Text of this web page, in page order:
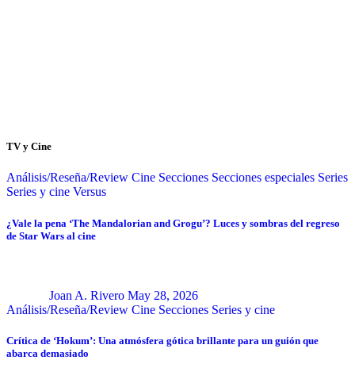
TV y Cine
Análisis/Reseña/Review Cine Secciones Secciones especiales Series
Series y cine Versus
¿Vale la pena ‘The Mandalorian and Grogu’? Luces y sombras del regreso
de Star Wars al cine
Joan A. Rivero May 28, 2026
Análisis/Reseña/Review Cine Secciones Series y cine
Crítica de ‘Hokum’: Una atmósfera gótica brillante para un guión que
abarca demasiado